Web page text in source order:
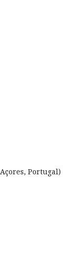
Portugal)